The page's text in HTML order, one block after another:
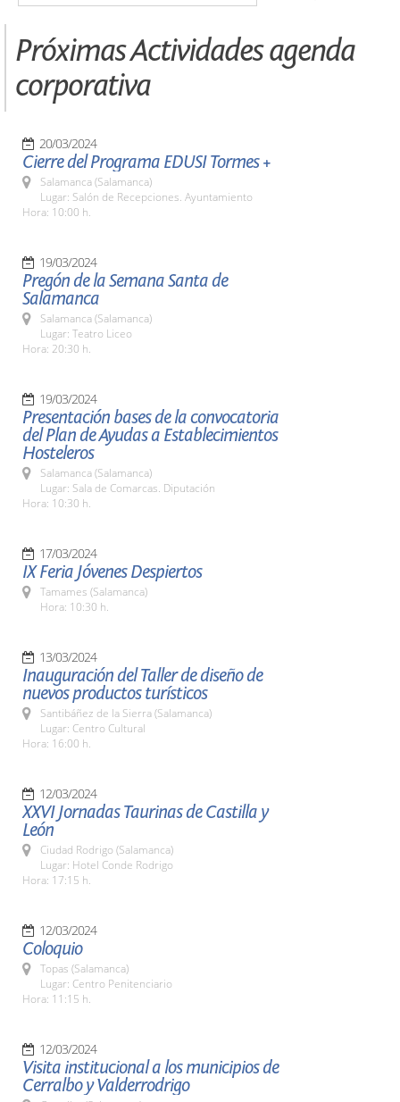
Próximas Actividades agenda
corporativa
20/03/2024
Cierre del Programa EDUSI Tormes +
Salamanca (Salamanca)
Lugar: Salón de Recepciones. Ayuntamiento
Hora: 10:00 h.
19/03/2024
Pregón de la Semana Santa de
Salamanca
Salamanca (Salamanca)
Lugar: Teatro Liceo
Hora: 20:30 h.
19/03/2024
Presentación bases de la convocatoria
del Plan de Ayudas a Establecimientos
Hosteleros
Salamanca (Salamanca)
Lugar: Sala de Comarcas. Diputación
Hora: 10:30 h.
17/03/2024
IX Feria Jóvenes Despiertos
Tamames (Salamanca)
Hora: 10:30 h.
13/03/2024
Inauguración del Taller de diseño de
nuevos productos turísticos
Santibáñez de la Sierra (Salamanca)
Lugar: Centro Cultural
Hora: 16:00 h.
12/03/2024
XXVI Jornadas Taurinas de Castilla y
León
Ciudad Rodrigo (Salamanca)
Lugar: Hotel Conde Rodrigo
Hora: 17:15 h.
12/03/2024
Coloquio
Topas (Salamanca)
Lugar: Centro Penitenciario
Hora: 11:15 h.
12/03/2024
Visita institucional a los municipios de
Cerralbo y Valderrodrigo